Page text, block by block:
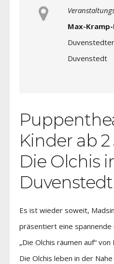
Max-Kramp-
Duvenstedt
Kinder ab
Die Olchis
Duvenstedt
Es ist wieder soweit,
präsentiert eine spannende
„Die Olchis räumen auf“
Die Olchis leben in der